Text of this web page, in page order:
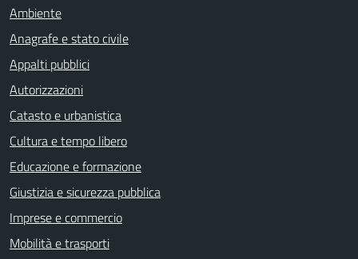
Ambiente
Anagrafe e stato civile
Appalti pubblici
Autorizzazioni
Catasto e urbanistica
Cultura e tempo libero
Educazione e formazione
Giustizia e sicurezza pubblica
Imprese e commercio
Mobilità e trasporti